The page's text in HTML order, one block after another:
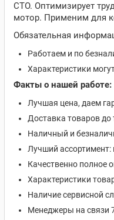
СТО. Оптимизирует
мотор. Применим для
Обязательная
Работаем и по
Характеристики
Факты о нашей работе:
Лучшая цена, даем
Доставка товаров до
Наличный и
Лучший
Качественно полное
Характеристики
Наличие сервисной
Менеджеры на связи